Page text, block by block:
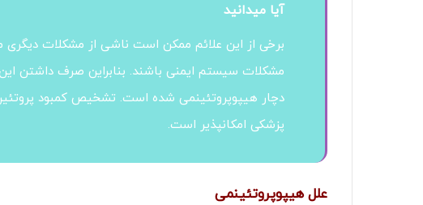
آیا میدانید
برخی از این علائم ممکن است ناشی از مشکلات دیگری
مشکلات سیستم ایمنی باشند. بنابراین صرف داشتن
دچار هیپوپروتئینمی شده است. تشخیص کمبود
پزشکی امکانپذیر است.
علل هیپوپروتئینمی